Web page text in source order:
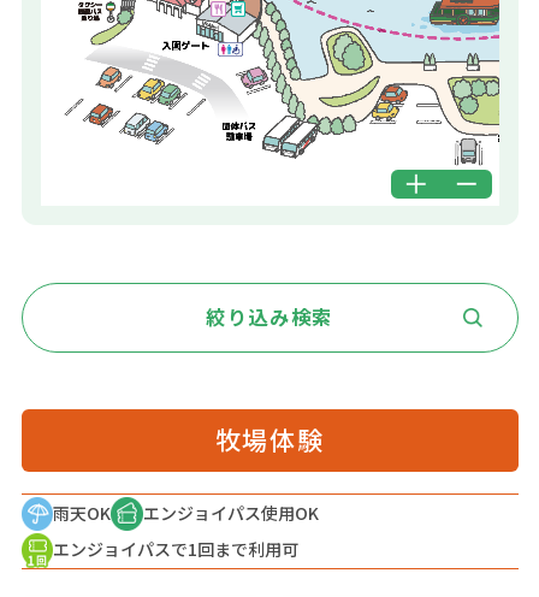
絞り込み検索
牧場体験
雨天OK
エンジョイパス使用OK
エンジョイパスで1回まで利用可